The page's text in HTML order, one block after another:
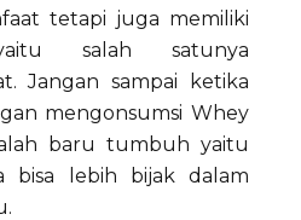
tetapi juga memiliki
salah satunya
Jangan sampai ketika
mengonsumsi Whey
baru tumbuh yaitu
bisa lebih bijak dalam